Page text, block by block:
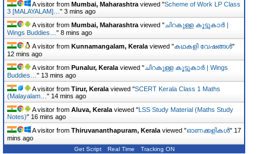
A visitor from Mumbai, Maharashtra viewed "Scheme of Work LP Class
3 [MALAYALAM]… " 3 mins ago
A visitor from Mumbai, Maharashtra viewed "ചിറകുള്ള കൂട്ടുകാർ |
Wings Buddies… " 8 mins ago
A visitor from Kunnamangalam, Kerala viewed "കഥകളി വേഷങ്ങൾ"
12 mins ago
A visitor from Punalur, Kerala viewed "ചിറകുള്ള കൂട്ടുകാർ | Wings
Buddies… " 13 mins ago
A visitor from Tirur, Kerala viewed "SCERT Kerala Class 1 Maths
(Malayalam… " 14 mins ago
A visitor from Aluva, Kerala viewed " LSS Study Material (Maths Study
Notes)" 16 mins ago
A visitor from Thiruvananthapuram, Kerala viewed "ഓണക്കളികൾ" 17
mins ago
Pathanamthitta, Keralaviewed "LP Maths Quiz
Get Script Real Time Tracking ON